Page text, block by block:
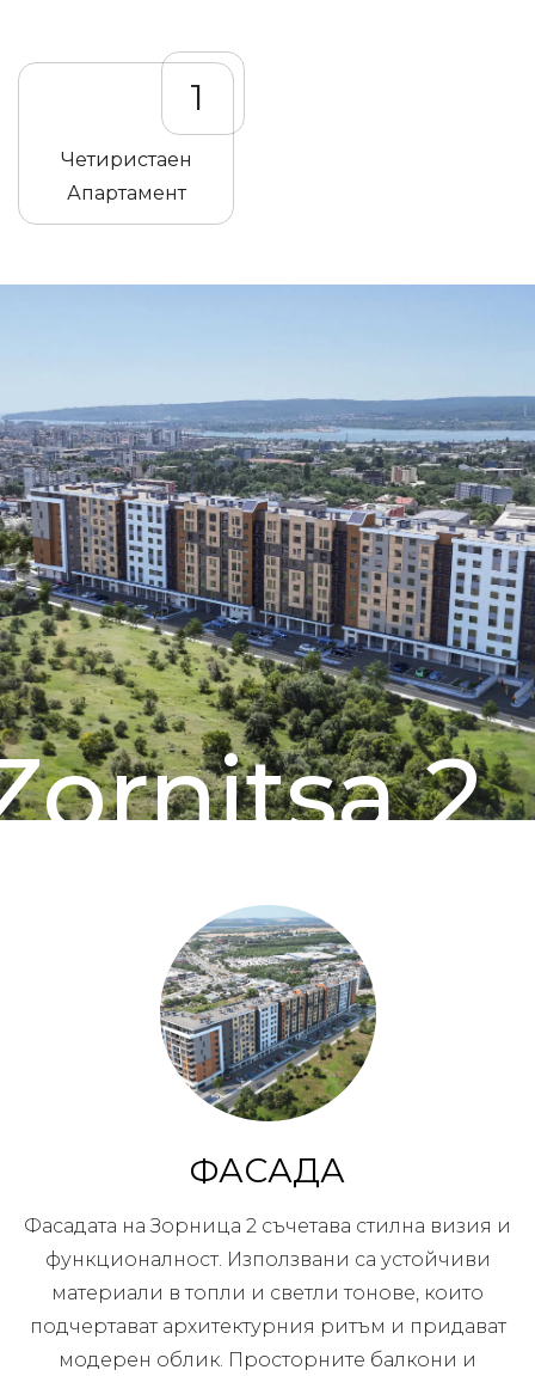
1
Четиристаен
Апартамент
2
ФАСАДА
Фасадата на Зорница 2 съчетава стилна визия и
функционалност. Използвани са устойчиви
материали в топли и светли тонове, които
подчертават архитектурния ритъм и придават
модерен облик. Просторните балкони и